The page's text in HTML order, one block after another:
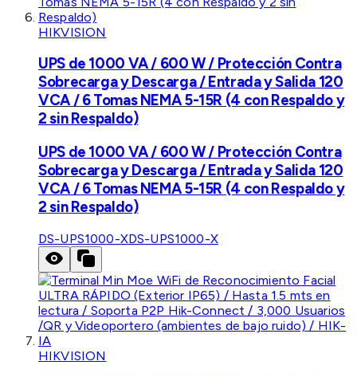
HIKVISION
UPS de 1000 VA / 600 W / Protección Contra
Sobrecarga y Descarga / Entrada y Salida 120
VCA / 6 Tomas NEMA 5-15R (4 con Respaldo y
2 sin Respaldo)
UPS de 1000 VA / 600 W / Protección Contra
Sobrecarga y Descarga / Entrada y Salida 120
VCA / 6 Tomas NEMA 5-15R (4 con Respaldo y
2 sin Respaldo)
DS-UPS1000-XDS-UPS1000-X
HIKVISION